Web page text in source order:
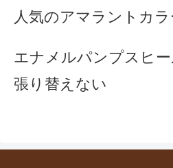
人気のアマラントカ
エナメルパンプスヒ
張り替えない